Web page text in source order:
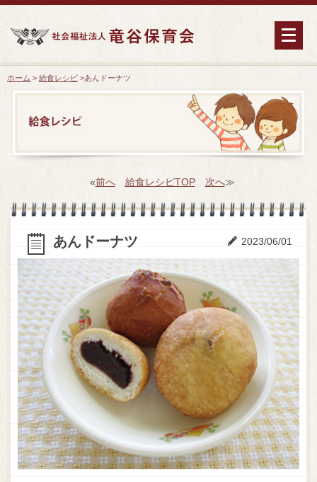
ホーム > 給食レシピ >あんドーナツ
«前へ 給食レシピTOP 次へ≫
あんドーナツ 2023/06/01